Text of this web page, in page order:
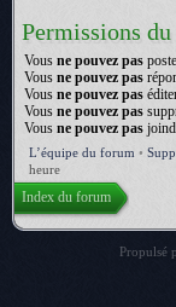
Permissions
Vous ne pouvez pas
Vous ne pouvez pas
Vous ne pouvez pas
Vous ne pouvez pas
Vous ne pouvez pas
L’équipe du forum •
heure
Index du forum
Propulsé